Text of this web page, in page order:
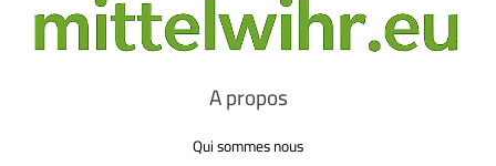
A propos
Qui sommes nous